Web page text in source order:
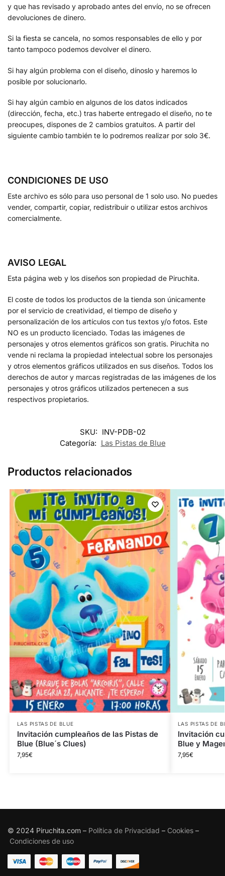
y que has revisado y aprobado antes del envío, no se ofrecen
devoluciones de dinero.
Si la fiesta se cancela, no somos responsables de ello y por
tanto tampoco podemos devolver el dinero.
Si hay algún problema con el diseño, dínoslo y haremos lo
posible por solucionarlo.
Si hay algún cambio en algunos de los datos indicados
(dirección, fecha, etc.) tras haberte entregado el diseño, no te
preocupes, dispones de 2 cambios gratuitos. A partir del
siguiente cambio también te lo podremos realizar por solo 3€.
CONDICIONES DE USO
Este archivo es sólo para uso personal de 1 solo uso. No puedes
vender, compartir, copiar, redistribuir o utilizar estos archivos
comercialmente.
AVISO LEGAL
Esta página web y los diseños son propiedad de Piruchita.
El coste de todos los productos de la tienda son únicamente
por el servicio de creatividad, el tiempo de diseño y
personalización de los artículos con tus textos y/o fotos. Este
NO es un producto licenciado. Todas las imágenes de
personajes y otros elementos gráficos son gratis. Piruchita no
vende ni reclama la propiedad intelectual sobre los personajes
y otros elementos gráficos utilizados en sus diseños. Todos los
derechos de autor y marcas registradas de las imágenes de los
personajes y otros gráficos utilizados pertenecen a sus
respectivos propietarios.
SKU: INV-PDB-02
Categoría: Las Pistas de Blue
Productos relacionados
LAS PISTAS DE BLUE
Invitación cumpleaños de las Pistas de
Blue (Blue´s Clues)
7,95€
LAS PISTAS DE
Invitación
Blue y
7,95€
© 2024 Piruchita.com – Política de Privacidad – Cookies –
Condiciones de uso